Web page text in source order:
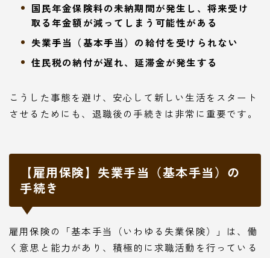
国民年金保険料の未納期間が発生し、将来受け
取る年金額が減ってしまう可能性がある
失業手当（基本手当）の給付を受けられない
住民税の納付が遅れ、延滞金が発生する
こうした事態を避け、安心して新しい生活をスタート
させるためにも、退職後の手続きは非常に重要です。
【雇用保険】失業手当（基本手当）の
手続き
雇用保険の「基本手当（いわゆる失業保険）」は、働
く意思と能力があり、積極的に求職活動を行っている